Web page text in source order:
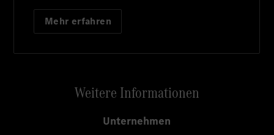
Mehr erfahren
Weitere Informationen
Unternehmen